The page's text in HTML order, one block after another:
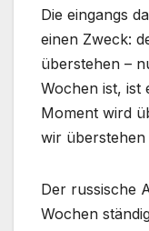
Die eingangs
einen Zweck:
überstehen –
Wochen ist, ist
Moment wird
wir überstehen
Der russische
Wochen